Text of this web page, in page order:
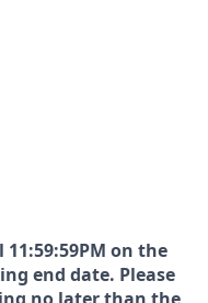
on the
end date. Please